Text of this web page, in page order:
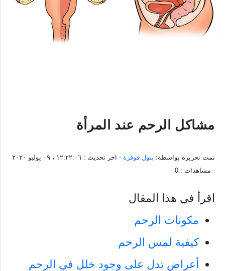
مشاكل الرحم عند المرأة
تمت تحريره بواسطة: بتول قوقزة - اخر تحديث : ١٢:٢٢:٠٦ ، ٠٩ يوليو ٢٠٢٠
- مشاهدات : 0
اقرأ في هذا المقال
مكونات الرحم
كيفية لمس الرحم
أعراض تدل على وجود خلل في الرحم